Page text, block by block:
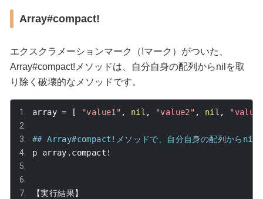
Array#compact!
エクスクラメーションマーク（!マーク）がついた、
Array#compact!メソッドは、自分自身の配列からnil を取
り除く破壊的なメソッドです。
array = [ "value1" , nil , "value2" , nil ,
## Array#compact!メソッドで、自分自身の配列からnil
p array . compact !
【実行結果】